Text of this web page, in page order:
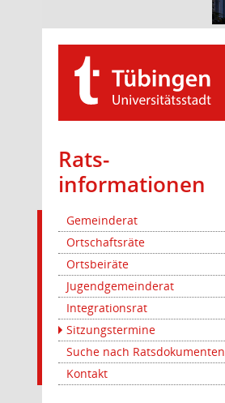
Rats­
informationen
Gemeinderat
Ortschaftsräte
Ortsbeiräte
Jugendgemeinderat
Integrationsrat
Sitzungstermine
Suche nach Ratsdokumenten
Kontakt